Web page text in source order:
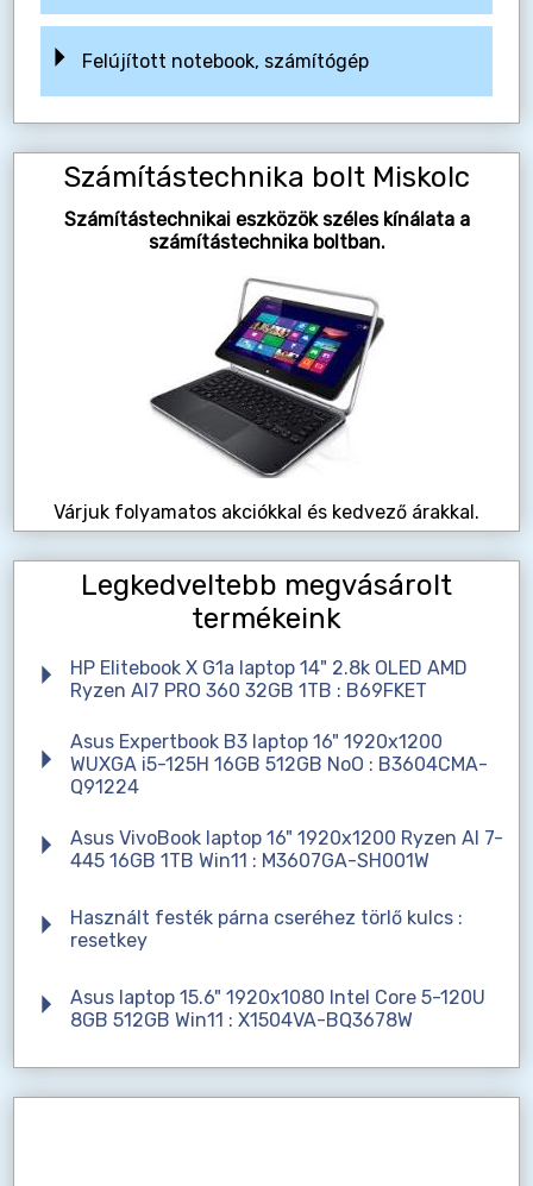
Felújított notebook, számítógép
Számítástechnika bolt Miskolc
Számítástechnikai eszközök széles kínálata a
számítástechnika boltban.
Várjuk folyamatos akciókkal és kedvező árakkal.
Legkedveltebb megvásárolt
termékeink
HP Elitebook X G1a laptop 14" 2.8k OLED AMD
Ryzen AI7 PRO 360 32GB 1TB : B69FKET
Asus Expertbook B3 laptop 16" 1920x1200
WUXGA i5-125H 16GB 512GB NoO : B3604CMA-
Q91224
Asus VivoBook laptop 16" 1920x1200 Ryzen AI 7-
445 16GB 1TB Win11 : M3607GA-SH001W
Használt festék párna cseréhez törlő kulcs :
resetkey
Asus laptop 15.6" 1920x1080 Intel Core 5-120U
8GB 512GB Win11 : X1504VA-BQ3678W